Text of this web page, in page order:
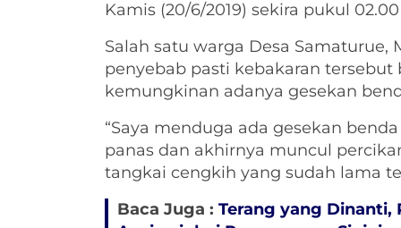
Kamis (20/6/2019) sekira pukul
Salah satu warga Desa
penyebab pasti kebakaran
kemungkinan adanya gesekan
“Saya menduga ada gesekan
panas dan akhirnya muncul
tangkai cengkih yang sudah lama
Baca Juga : Terang yang